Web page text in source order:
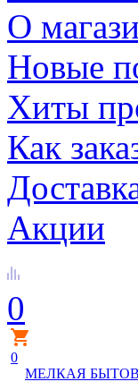
О
Новые
Хиты
Как
Акции
0
0
МЕЛКАЯ